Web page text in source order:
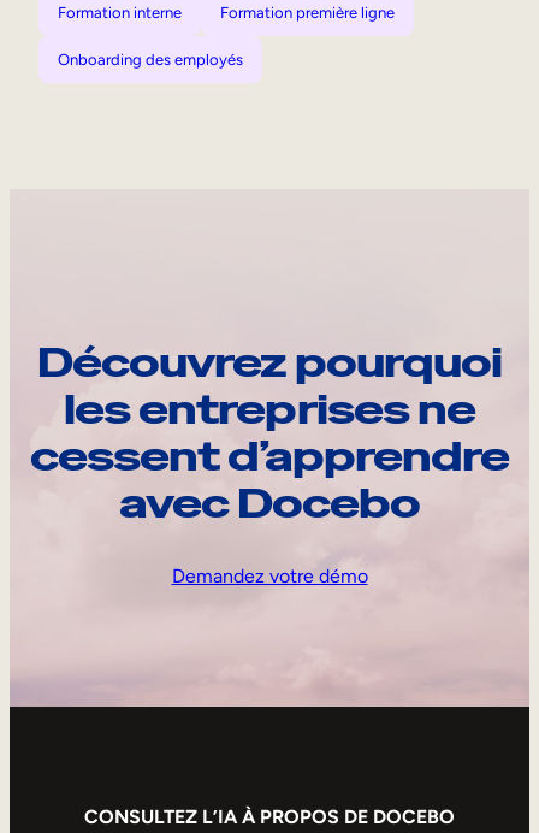
Formation interne Formation première ligne
Onboarding des employés
Découvrez pourquoi
les entreprises ne
cessent d’apprendre
avec Docebo
Demandez votre démo
CONSULTEZ L’IA À PROPOS DE DOCEBO